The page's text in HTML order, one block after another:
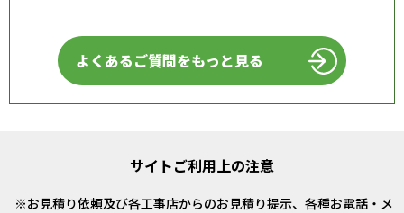
よくあるご質問をもっと見る
サイトご利用上の注意
お見積り依頼及び各工事店からのお見積り提示、各種お電話・メ